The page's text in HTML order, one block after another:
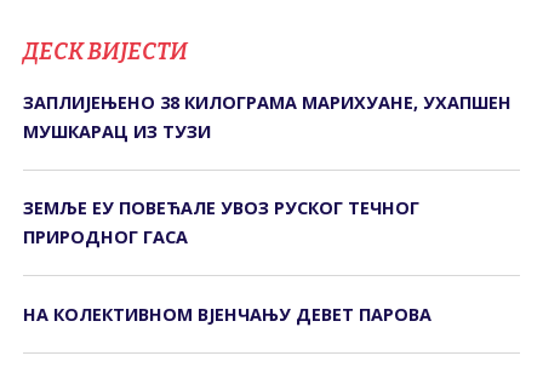
ДЕСК ВИЈЕСТИ
ЗАПЛИЈЕЊЕНО 38 КИЛОГРАМА МАРИХУАНЕ, УХАПШЕН
МУШКАРАЦ ИЗ ТУЗИ
ЗЕМЉЕ ЕУ ПОВЕЋАЛЕ УВОЗ РУСКОГ ТЕЧНОГ
ПРИРОДНОГ ГАСА
НА КОЛЕКТИВНОМ ВЈЕНЧАЊУ ДЕВЕТ ПАРОВА